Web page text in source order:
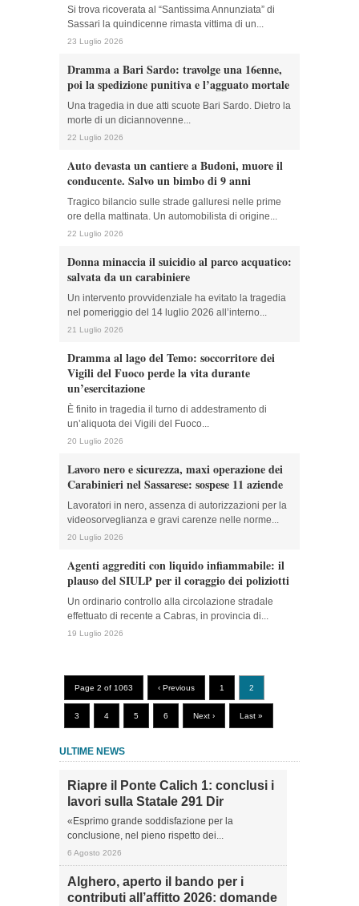
Si trova ricoverata al “Santissima Annunziata” di
Sassari la quindicenne rimasta vittima di un...
23 Luglio 2026
Dramma a Bari Sardo: travolge una 16enne,
poi la spedizione punitiva e l’agguato mortale
Una tragedia in due atti scuote Bari Sardo. Dietro la
morte di un diciannovenne...
22 Luglio 2026
Auto devasta un cantiere a Budoni, muore il
conducente. Salvo un bimbo di 9 anni
Tragico bilancio sulle strade galluresi nelle prime
ore della mattinata. Un automobilista di origine...
22 Luglio 2026
Donna minaccia il suicidio al parco acquatico:
salvata da un carabiniere
Un intervento provvidenziale ha evitato la tragedia
nel pomeriggio del 14 luglio 2026 all’interno...
21 Luglio 2026
Dramma al lago del Temo: soccorritore dei
Vigili del Fuoco perde la vita durante
un’esercitazione
È finito in tragedia il turno di addestramento di
un’aliquota dei Vigili del Fuoco...
20 Luglio 2026
Lavoro nero e sicurezza, maxi operazione dei
Carabinieri nel Sassarese: sospese 11 aziende
Lavoratori in nero, assenza di autorizzazioni per la
videosorveglianza e gravi carenze nelle norme...
20 Luglio 2026
Agenti aggrediti con liquido infiammabile: il
plauso del SIULP per il coraggio dei poliziotti
Un ordinario controllo alla circolazione stradale
effettuato di recente a Cabras, in provincia di...
19 Luglio 2026
Page 2 of 1063 ‹ Previous 1 2
3 4 5 6 Next › Last »
ULTIME NEWS
Riapre il Ponte Calich 1: conclusi i
lavori sulla Statale 291 Dir
«Esprimo grande soddisfazione per la
conclusione, nel pieno rispetto dei...
6 Agosto 2026
Alghero, aperto il bando per i
contributi all’affitto 2026: domande